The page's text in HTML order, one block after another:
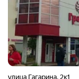
улица Гагарина, 2к1